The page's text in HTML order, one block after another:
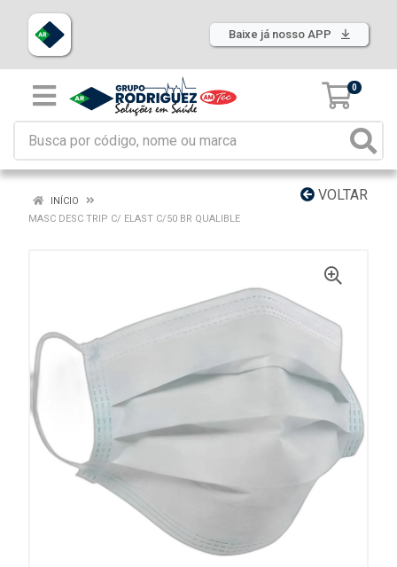
Baixe já nosso APP
0
VOLTAR
INÍCIO
MASC DESC TRIP C/ ELAST C/50 BR QUALIBLE